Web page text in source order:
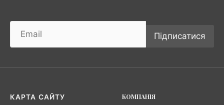
Підписатися
КАРТА САЙТУ
КОМПАНІЯ